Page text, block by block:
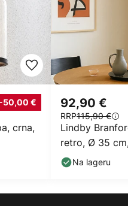
-50,00 €
crna,
92,90 €
RRP115,90 €
Lindby
retro, Ø 35
Na lageru